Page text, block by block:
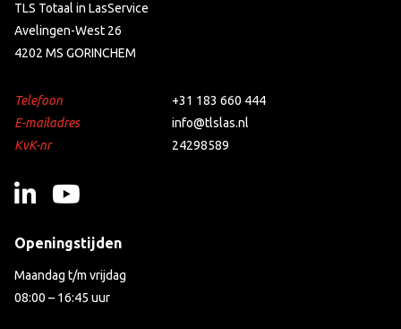
TLS Totaal in LasService
Avelingen-West 26
4202 MS GORINCHEM
Telefoon
+31 183 660 444
E-mailadres
info@tlslas.nl
KvK-nr
24298589
Openingstijden
Maandag t/m vrijdag
08:00 – 16:45 uur